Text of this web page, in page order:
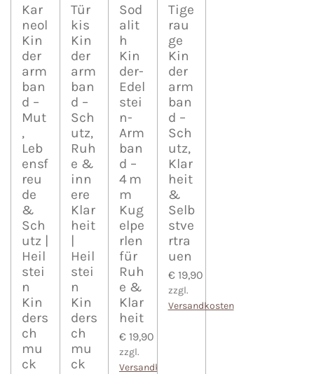
Kar
neol
Kin
der
arm
ban
d –
Mut
,
Leb
ensf
reu
de
&
Sch
utz |
Heil
stei
n
Kin
ders
ch
mu
ck
Tür
kis
Kin
der
arm
ban
d –
Sch
utz,
Ruh
e &
inn
ere
Klar
heit
|
Heil
stei
n
Kin
ders
ch
mu
ck
Sod
alit
h
Kin
der-
Edel
stei
n-
Arm
ban
d –
4 m
m
Kug
elpe
rlen
für
Ruh
e &
Klar
heit
€ 19,90
zzgl.
Versandkosten
Tige
rau
ge
Kin
der
arm
ban
d –
Sch
utz,
Klar
heit
&
Selb
stve
rtra
uen
€ 19,90
zzgl.
Versandkosten